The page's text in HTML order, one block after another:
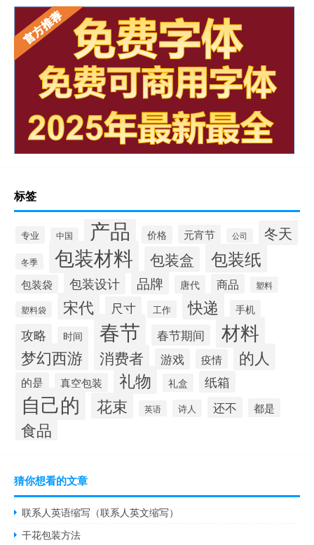
标签
专业 中国 产品 价格 元宵节 公司 冬天
冬季 包装材料 包装盒 包装纸
包装袋 包装设计 品牌 唐代 商品 塑料
塑料袋 宋代 尺寸 工作 快递 手机
攻略 时间 春节 春节期间 材料
梦幻西游 消费者 游戏 疫情 的人
的是 真空包装 礼物 礼盒 纸箱
自己的 花束 英语 诗人 还不 都是
食品
猜你想看的文章
联系人英语缩写（联系人英文缩写）
干花包装方法